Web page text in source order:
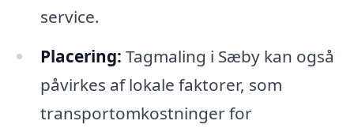
service.
Placering: Tagmaling i Sæby kan også
påvirkes af lokale faktorer, som
transportomkostninger for